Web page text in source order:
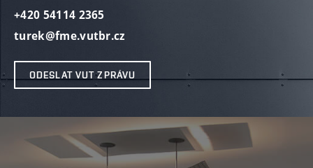
+420 54114 2365
turek@fme.vutbr.cz
ODESLAT VUT ZPRÁVU